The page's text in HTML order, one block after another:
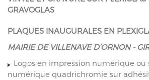
GRAVOGLAS
PLAQUES INAUGURALES EN
MAIRIE DE VILLENAVE D’ORNON -
Logos en impression numérique ou
numérique quadrichromie sur